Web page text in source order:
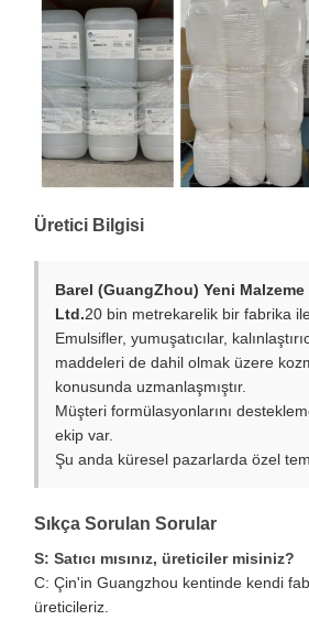
Üretici Bilgisi
Barel (GuangZhou) Yeni
Ltd.20 bin metrekarelik bir fabrika ile
Emulsifler, yumuşatıcılar,
maddeleri de dahil olmak üzere
konusunda uzmanlaşmıştır.
Müşteri formülasyonlarını
ekip var.
Şu anda küresel pazarlarda özel
Sıkça Sorulan Sorular
S: Satıcı mısınız, üreticiler misiniz?
C: Çin'in Guangzhou kentinde kendi
üreticileriz.